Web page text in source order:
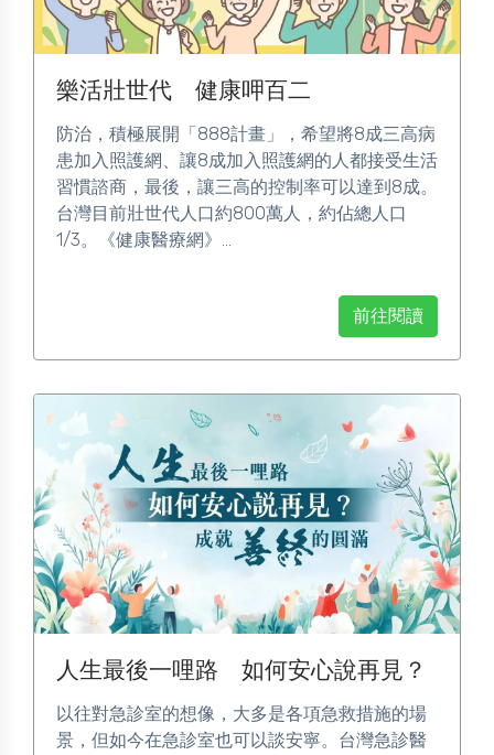
樂活壯世代 健康呷百二
防治，積極展開「888計畫」，希望將8成三高病
患加入照護網、讓8成加入照護網的人都接受生活
習慣諮商，最後，讓三高的控制率可以達到8成。
台灣目前壯世代人口約800萬人，約佔總人口
1/3。《健康醫療網》...
前往閱讀
人生最後一哩路 如何安心說再見？
以往對急診室的想像，大多是各項急救措施的場
景，但如今在急診室也可以談安寧。台灣急診醫